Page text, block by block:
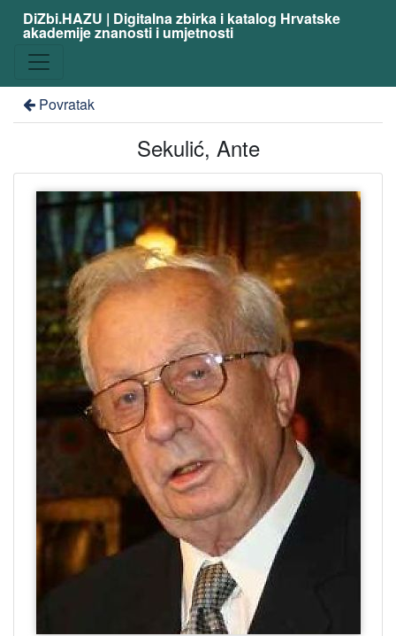
DiZbi.HAZU | Digitalna zbirka i katalog Hrvatske
akademije znanosti i umjetnosti
Povratak
Sekulić, Ante